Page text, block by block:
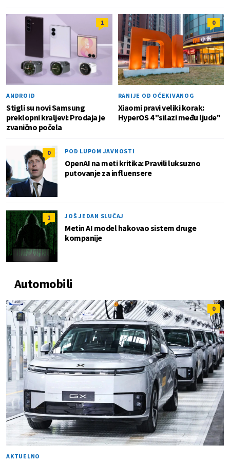
1
ANDROID
Stigli su novi Samsung
preklopni kraljevi: Prodaja je
zvanično počela
0
RANIJE OD OČEKIVANOG
Xiaomi pravi veliki korak:
HyperOS 4 "silazi među ljude"
0 POD LUPOM JAVNOSTI
OpenAI na meti kritika: Pravili luksuzno
putovanje za influensere
1 JOŠ JEDAN SLUČAJ
Metin AI model hakovao sistem druge
kompanije
Automobili
0
AKTUELNO